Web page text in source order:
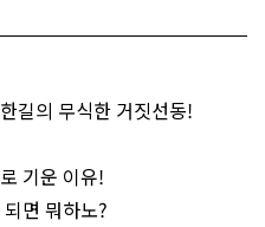
길의 무식한 거짓선동!
기운 이유!
면 뭐하노?